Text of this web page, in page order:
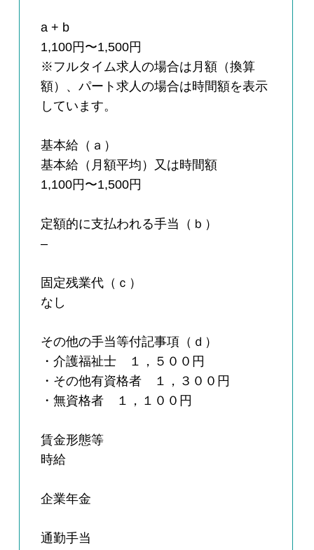
a + b
1,100円〜1,500円
※フルタイム求人の場合は月額（換算
額）、パート求人の場合は時間額を表示
しています。
基本給（ａ）
基本給（月額平均）又は時間額
1,100円〜1,500円
定額的に支払われる手当（ｂ）
–
固定残業代（ｃ）
なし
その他の手当等付記事項（ｄ）
・介護福祉士 １，５００円
・その他有資格者 １，３００円
・無資格者 １，１００円
賃金形態等
時給
企業年金
通勤手当